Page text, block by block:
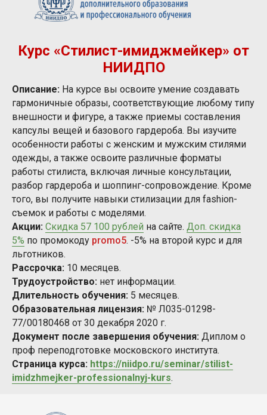
Курс «Стилист-имиджмейкер» от
НИИДПО
Описание: На курсе вы освоите умение создавать
гармоничные образы, соответствующие любому типу
внешности и фигуре, а также приемы составления
капсулы вещей и базового гардероба. Вы изучите
особенности работы с женским и мужским стилями
одежды, а также освоите различные форматы
работы стилиста, включая личные консультации,
разбор гардероба и шоппинг-сопровождение. Кроме
того, вы получите навыки стилизации для fashion-
съемок и работы с моделями.
Акции: Скидка 57 100 рублей на сайте. Доп. скидка
5% по промокоду promo5. -5% на второй курс и для
льготников.
Рассрочка: 10 месяцев.
Трудоустройство: нет информации.
Длительность обучения: 5 месяцев.
Образовательная лицензия: № Л035-01298-
77/00180468 от 30 декабря 2020 г.
Документ после завершения обучения: Диплом о
проф переподготовке московского института.
Страница курса: https://niidpo.ru/seminar/stilist-
imidzhmejker-professionalnyj-kurs.